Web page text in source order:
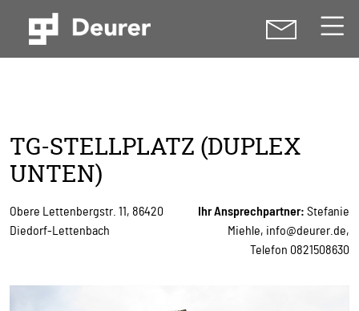
TG-STELLPLATZ (DUPLEX
UNTEN)
Obere Lettenbergstr. 11, 86420
Diedorf-Lettenbach
Ihr Ansprechpartner: Stefanie
Miehle, info@deurer.de,
Telefon 0821508630